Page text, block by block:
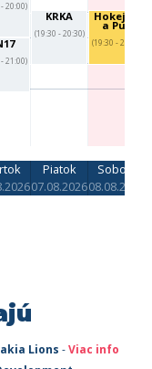
20:00)
21:00)
KRKA
(19:30 - 20:30)
Hokejka
a Puk
(19:30 - 20:30)
Piatok
07.08.2026
Sobota
08.08.2026
Lions -Viac info